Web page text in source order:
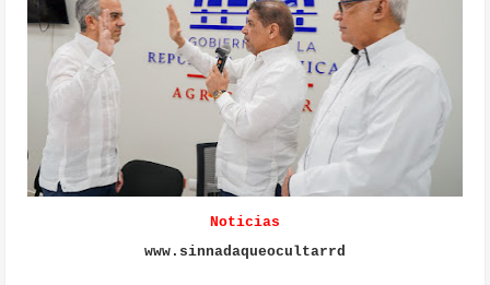
Noticias
www.sinnadaqueocultarrd